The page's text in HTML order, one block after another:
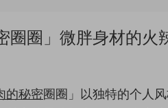
圈圈」微胖身材的火
的秘密圈圈」以独特的个人